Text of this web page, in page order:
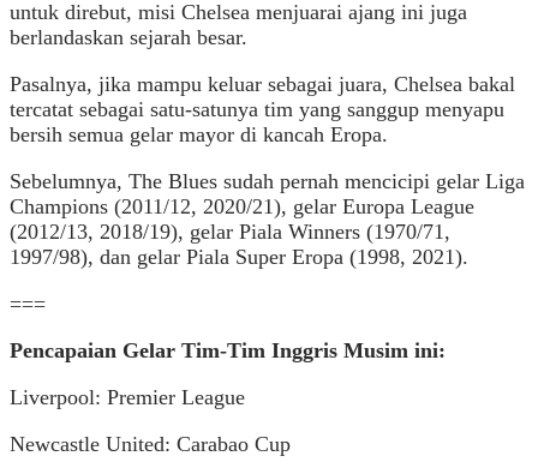
untuk direbut, misi Chelsea menjuarai ajang ini juga
berlandaskan sejarah besar.
Pasalnya, jika mampu keluar sebagai juara, Chelsea bakal
tercatat sebagai satu-satunya tim yang sanggup menyapu
bersih semua gelar mayor di kancah Eropa.
Sebelumnya, The Blues sudah pernah mencicipi gelar Liga
Champions (2011/12, 2020/21), gelar Europa League
(2012/13, 2018/19), gelar Piala Winners (1970/71,
1997/98), dan gelar Piala Super Eropa (1998, 2021).
===
Pencapaian Gelar Tim-Tim Inggris Musim ini:
Liverpool: Premier League
Newcastle United: Carabao Cup